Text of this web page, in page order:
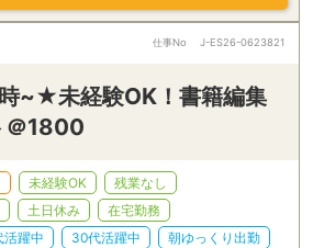
仕事No J-ES26-0623821
時~★未経験OK！書籍編集
＠1800
未経験OK
残業なし
土日休み
在宅勤務
活躍中 30代活躍中
朝ゆっくり出勤